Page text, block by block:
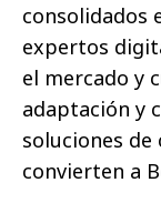
consolidados
expertos
el mercado y
adaptación y
soluciones
convierten a